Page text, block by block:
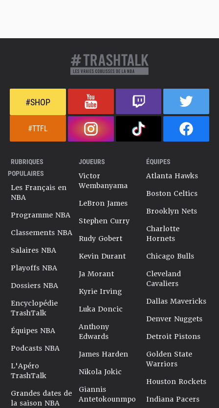
#SHOP
#TTFL
RUBRIQUES
POPULAIRES
Les Français en
NBA
Programme NBA
Classements NBA
Salaires NBA
Playoffs NBA
Dossiers NBA
Encyclopédie
TrashTalk
Équipes NBA
Podcasts NBA
L'Apéro
TrashTalk
Grandes dates de
la saison NBA
JOUEURS
Victor
Wembanyama
LeBron James
Stephen Curry
Rudy Gobert
Kevin Durant
Ja Morant
Kyrie Irving
Luka Doncic
Anthony
Edwards
James Harden
Nikola Jokic
Giannis
Antetokounmpo
ÉQUIPES
Atlanta Hawks
Boston Celtics
Brooklyn Nets
Charlotte
Hornets
Chicago Bulls
Cleveland
Cavaliers
Dallas Mavericks
Denver Nuggets
Detroit Pistons
Golden State
Warriors
Houston Rockets
Indiana Pacers